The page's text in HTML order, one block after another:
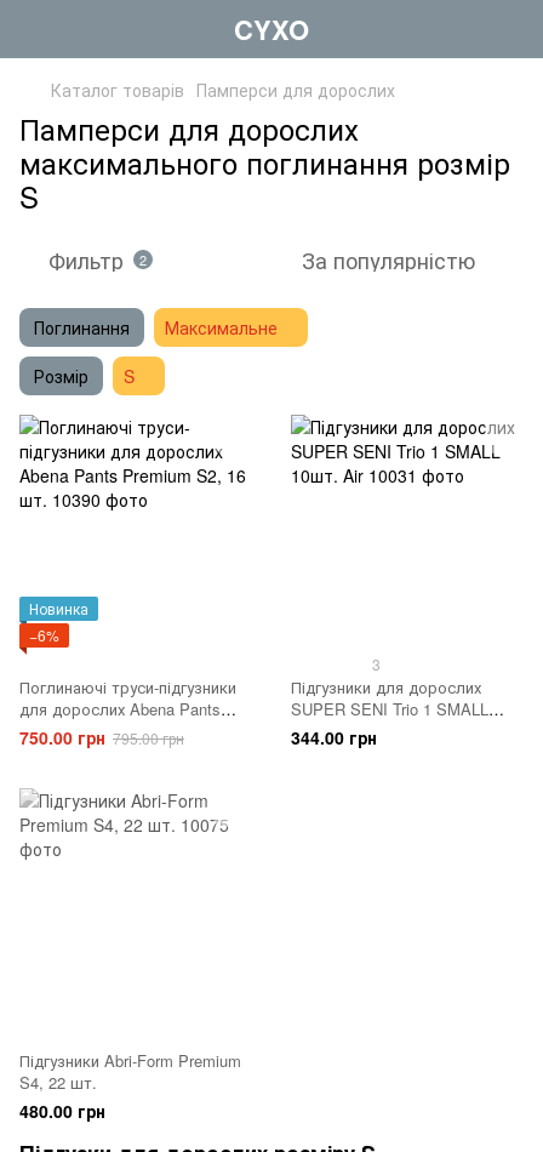
CYXO
Каталог товарів Памперси для дорослих
Памперси для дорослих
максимального поглинання розмір
S
Фильтр 2 За популярністю
Поглинання
Максимальне
Розмір
S
Новинка
−6%
Поглинаючі труси-підгузники
для дорослих Abena Pants
Premium S2, 16 шт.
750.00 грн 795.00 грн
3
Підгузники для дорослих
SUPER SENI Trio 1 SMALL
10шт. Air
344.00 грн
Підгузники Abri-Form Premium
S4, 22 шт.
480.00 грн